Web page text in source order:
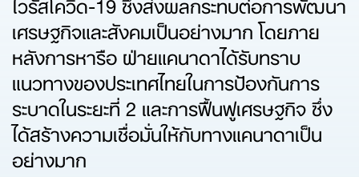
เศรษฐกิจและสังคมเป็นอย่างมาก โดยภาย
หลังการหารือ ฝ่ายแคนาดาได้รับทราบ
แนวทางของประเทศไทยในการป้องกันการ
ระบาดในระยะที่ 2 และการฟื้นฟูเศรษฐกิจ ซึ่ง
ได้สร้างความเชื่อมั่นให้กับทางแคนาดาเป็น
อย่างมาก